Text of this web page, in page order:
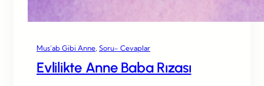
Mus’ab Gibi Anne Soru- Cevaplar
Evlilikte Anne Baba Rızası